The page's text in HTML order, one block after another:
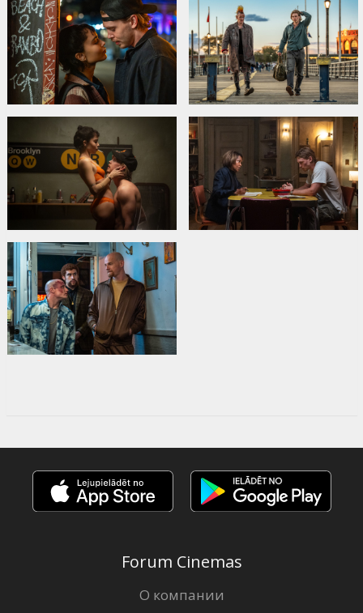
Forum Cinemas
О компании